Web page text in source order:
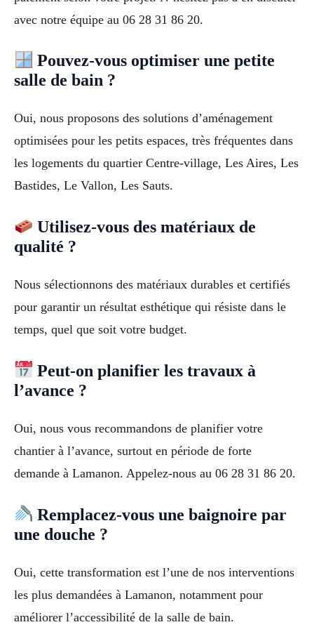
avec notre équipe au 06 28 31 86 20.
Pouvez-vous optimiser une petite
salle de bain ?
Oui, nous proposons des solutions d’aménagement
optimisées pour les petits espaces, très fréquentes dans
les logements du quartier Centre-village, Les Aires, Les
Bastides, Le Vallon, Les Sauts.
Utilisez-vous des matériaux de
qualité ?
Nous sélectionnons des matériaux durables et certifiés
pour garantir un résultat esthétique qui résiste dans le
temps, quel que soit votre budget.
Peut-on planifier les travaux à
l’avance ?
Oui, nous vous recommandons de planifier votre
chantier à l’avance, surtout en période de forte
demande à Lamanon. Appelez-nous au 06 28 31 86 20.
Remplacez-vous une baignoire par
une douche ?
Oui, cette transformation est l’une de nos interventions
les plus demandées à Lamanon, notamment pour
améliorer l’accessibilité de la salle de bain.